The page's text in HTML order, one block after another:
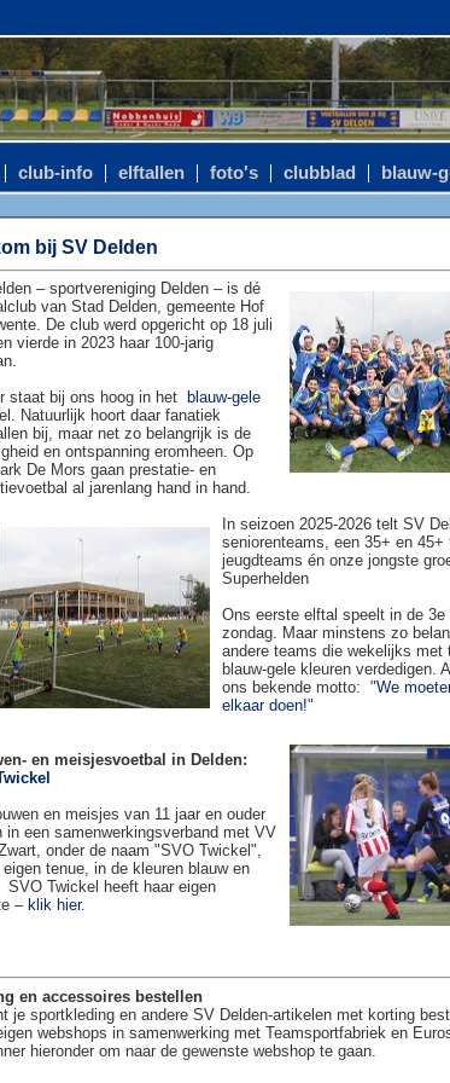
club-info elftallen foto's clubblad blauw-
bij SV Delden
– sportvereniging Delden – is dé
van Stad Delden, gemeente Hof
De club werd opgericht op 18 juli
vierde in 2023 haar 100-jarig
staat bij ons hoog in het
blauw-gele
Natuurlijk hoort daar fanatiek
bij, maar net zo belangrijk is de
en ontspanning eromheen. Op
De Mors gaan prestatie- en
al jarenlang hand in hand.
In seizoen 2025-2026 telt SV
seniorenteams, een 35+ en 45+
jeugdteams én onze jongste
Superhelden
Ons eerste elftal speelt in de
zondag. Maar minstens zo
andere teams die wekelijks met
blauw-gele kleuren verdedigen.
ons bekende motto: "We
elkaar doen!"
en meisjesvoetbal in Delden:
en meisjes van 11 jaar en ouder
in een samenwerkingsverband met VV
onder de naam "SVO Twickel",
tenue, in de kleuren blauw en
SVO Twickel heeft haar eigen
– klik hier.
en accessoires bestellen
je sportkleding en andere SV Delden-artikelen met korting
webshops in samenwerking met Teamsportfabriek en
hieronder om naar de gewenste webshop te gaan.